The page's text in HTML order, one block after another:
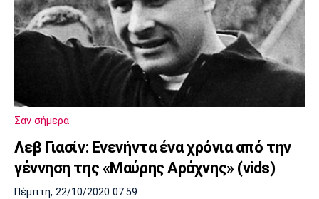
Μπορούσια
Ντόρτμουντ
Παρί Σεν
Ζερμέν
Μαρσέιγ
Ερυθρός
Αστέρας
Πόρτο Μπενφίκα
Σαν σήμερα
Λεβ Γιασίν: Ενενήντα ένα χρόνια από την
γέννηση της «Μαύρης Αράχνης» (vids)
Πέμπτη, 22/10/2020 07:59